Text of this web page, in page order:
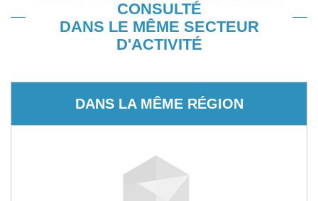
CONSULTÉ
DANS LE MÊME SECTEUR
D'ACTIVITÉ
DANS LA MÊME RÉGION